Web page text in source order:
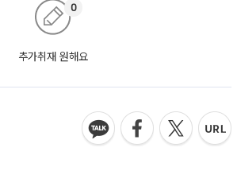
추가취재 원해요
0